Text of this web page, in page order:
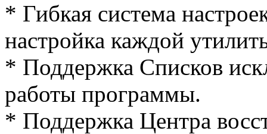
* Гибкая система
настройка каждой
* Поддержка Списков
работы программы.
* Поддержка Центра